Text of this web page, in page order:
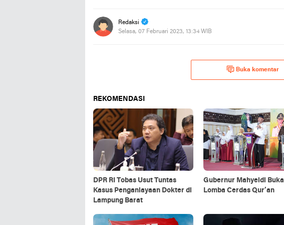
Redaksi
Selasa, 07 Februari 2023, 13:34 WIB
Buka komentar
REKOMENDASI
DPR RI Tobas Usut Tuntas
Kasus Penganiayaan Dokter di
Lampung Barat
Gubernur Mahyeldi Buka
Lomba Cerdas Qur’an